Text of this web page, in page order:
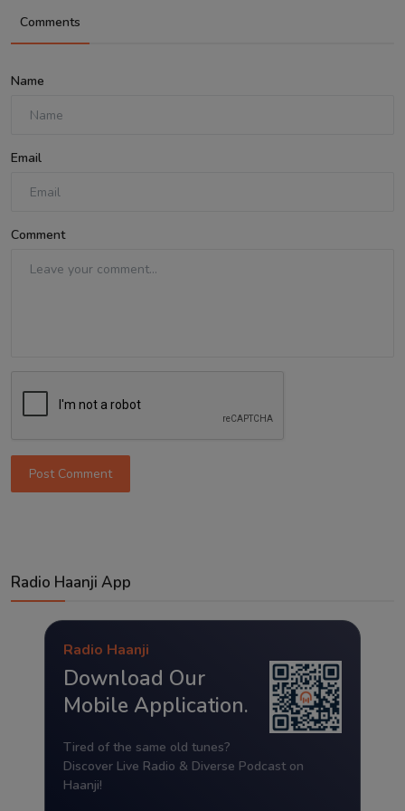
Comments
Name
Email
Comment
Post Comment
Radio Haanji App
Radio Haanji
Download Our
Mobile Application.
Tired of the same old tunes?
Discover Live Radio & Diverse Podcast on
Haanji!